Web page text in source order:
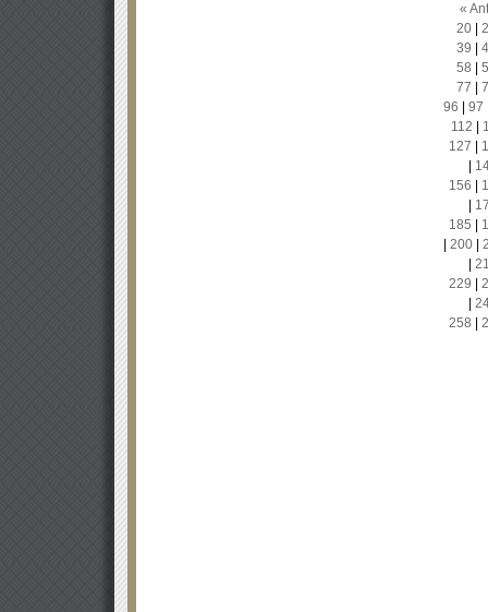
«
20|
39
58
77
96
97
112
127
156
185
200|
229
258